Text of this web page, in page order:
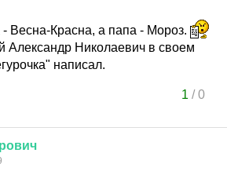
Весна-Красна, а папа - Мороз.
Александр Николаевич в своем
написал.
1 /0